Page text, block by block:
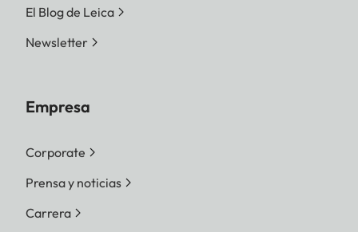
El Blog de Leica
Newsletter
Empresa
Corporate
Prensa y noticias
Carrera